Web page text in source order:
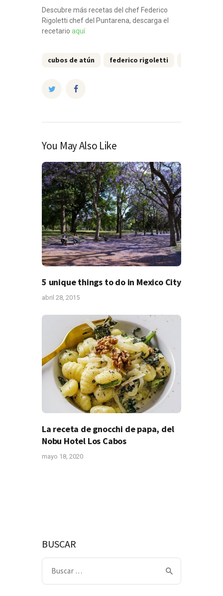
Descubre más recetas del chef Federico
Rigoletti chef del Puntarena, descarga el
recetario aquí
cubos de atún federico rigoletti
You May Also Like
5 unique things to do in Mexico City
abril 28, 2015
La receta de gnocchi de papa, del
Nobu Hotel Los Cabos
mayo 18, 2020
BUSCAR
Buscar: